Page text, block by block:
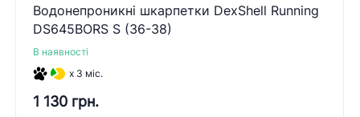
Водонепроникні шкарпетки DexShell Running
DS645BORS S (36-38)
В наявності
x 3 міс.
1 130 грн.